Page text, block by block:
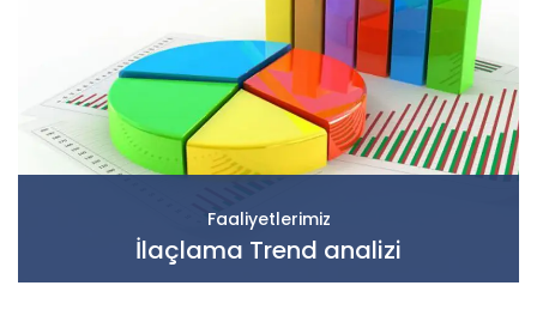
Faaliyetlerimiz
İlaçlama Trend analizi